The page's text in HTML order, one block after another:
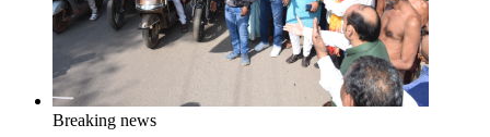
Breaking news